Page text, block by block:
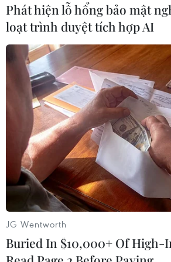
#Tehran #Chương trình hạt nhân
#Cuộc tấn công
Iran
Theo dõi VietnamPlus
TIN CÙNG CHUYÊN MỤC
Iran và Oman thống nhất mở lại
Phát hiện lỗ hổng bảo mật
loạt trình duyệt tích hợp AI
JG Wentworth
Buried In $10,000+ Of High-